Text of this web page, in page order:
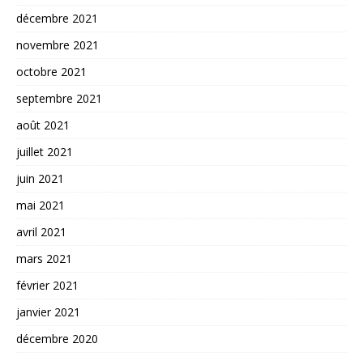
décembre 2021
novembre 2021
octobre 2021
septembre 2021
août 2021
juillet 2021
juin 2021
mai 2021
avril 2021
mars 2021
février 2021
janvier 2021
décembre 2020